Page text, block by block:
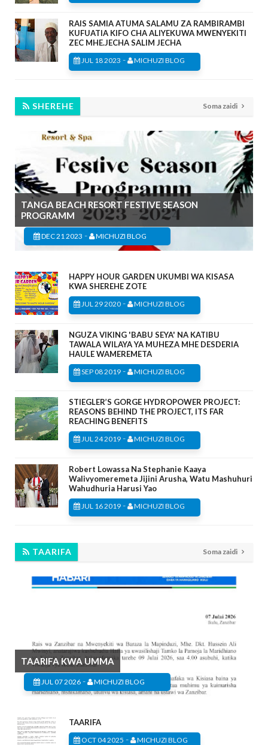
RAIS SAMIA ATUMA SALAMU ZA RAMBIRAMBI
KUFUATIA KIFO CHA ALIYEKUWA MWENYEKITI
ZEC MHE.JECHA SALIM JECHA
JUL 18 2023 - MICHUZI BLOG
SHEREHE Soma zaidi
TANGA BEACH RESORT FESTIVE SEASON
PROGRAMM
DEC 21 2023 - MICHUZI BLOG
HAPPY HOUR GARDEN UKUMBI WA KISASA
KWA SHEREHE ZOTE
JUL 29 2020 - MICHUZI BLOG
NGUZA VIKING 'BABU SEYA' NA KATIBU
TAWALA WILAYA YA MUHEZA MHE DESDERIA
HAULE WAMEREMETA
SEP 08 2019 - MICHUZI BLOG
STIEGLER’S GORGE HYDROPOWER PROJECT:
REASONS BEHIND THE PROJECT, ITS FAR
REACHING BENEFITS
JUL 24 2019 - MICHUZI BLOG
Robert Lowassa Na Stephanie Kaaya
Walivyomeremeta Jijini Arusha, Watu Mashuhuri
Wahudhuria Harusi Yao
JUL 16 2019 - MICHUZI BLOG
TAARIFA Soma zaidi
TAARIFA KWA UMMA
JUL 07 2026 - MICHUZI BLOG
TAARIFA
OCT 04 2025 - MICHUZI BLOG